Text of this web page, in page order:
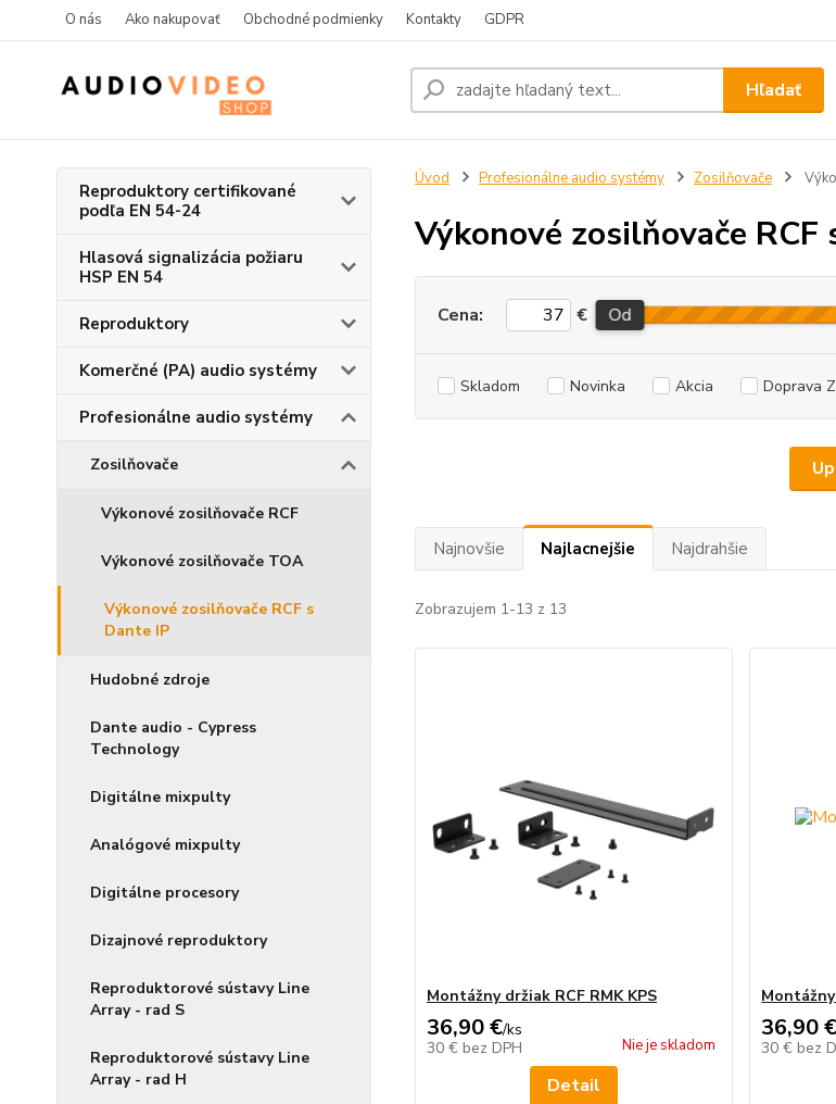
O nás Ako nakupovať Obchodné podmienky Kontakty GDPR
Hľadať
Reproduktory certifikované
podľa EN 54-24
Hlasová signalizácia požiaru
HSP EN 54
Reproduktory
Komerčné (PA) audio systémy
Profesionálne audio systémy
Zosilňovače
Výkonové zosilňovače RCF
Výkonové zosilňovače TOA
Výkonové zosilňovače RCF s
Dante IP
Hudobné zdroje
Dante audio - Cypress
Technology
Digitálne mixpulty
Analógové mixpulty
Digitálne procesory
Dizajnové reproduktory
Reproduktorové sústavy Line
Array - rad S
Reproduktorové sústavy Line
Array - rad H
Úvod Profesionálne audio systémy Zosilňovače
Výkonové zosilňovače RCF
Cena: € Od
Skladom Novinka Akcia Doprava
Najnovšie Najlacnejšie Najdrahšie
Zobrazujem 1-13 z 13
Montážny držiak RCF RMK KPS
36,90 €/ks
30 € bez DPH Nie je skladom
Detail
36,90
30 € bez